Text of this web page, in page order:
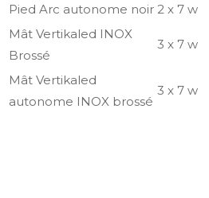
Pied Arc autonome noir 2 x 7 w
Mât Vertikaled INOX
Brossé
3 x 7 w
Mât Vertikaled
autonome INOX brossé
3 x 7 w